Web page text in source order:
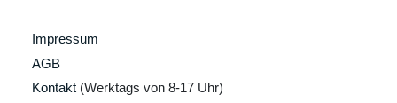
Impressum
AGB
Kontakt (Werktags von 8-17 Uhr)